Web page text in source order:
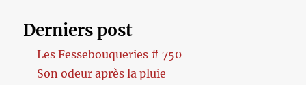
Derniers post
Les Fessebouqueries # 750
Son odeur après la pluie